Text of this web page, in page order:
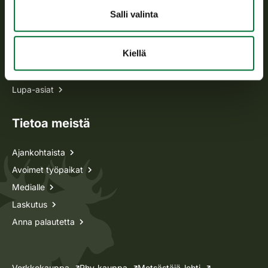
Salli valinta
Kiellä
Oma riista -asiat
Lupa-asiat
Tietoa meistä
Ajankohtaista
Avoimet työpaikat
Medialle
Laskutus
Anna palautetta